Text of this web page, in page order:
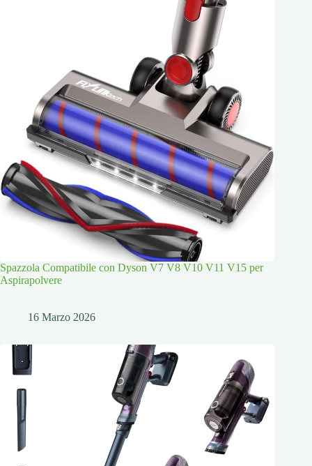
Spazzola Compatibile con Dyson V7 V8 V10 V11 V15 per
Aspirapolvere
16 Marzo 2026